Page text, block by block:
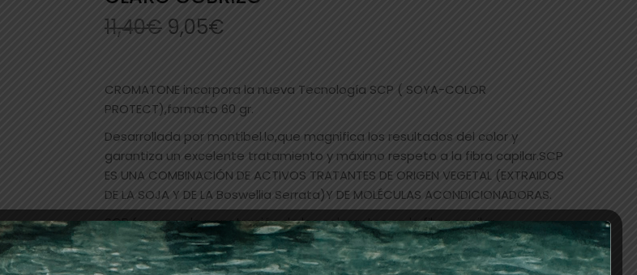
11,40€ 9,05€
CROMATONE incorpora la nueva Tecnología SCP ( SOYA-COLOR
PROTECT),formato 60 gr.
Desarrollada por montibel.lo,que magnifica los resultados del color y
garantiza un excelente tratamiento y máximo respeto a la fibra capilar.SCP
ES UNA COMBINACIÓN DE ACTIVOS TRATANTES DE ORIGEN VEGETAL (EXTRAIDOS
DE LA SOJA Y DE LA Boswellia Serrata)Y DE MOLÉCULAS ACONDICIONADORAS.
SCP favorece la penetración de los colorantes en la fibra capilar,
consiguiendo una mejor fijación y retención del color, y potenciando su
calidad e intensidad cromática.